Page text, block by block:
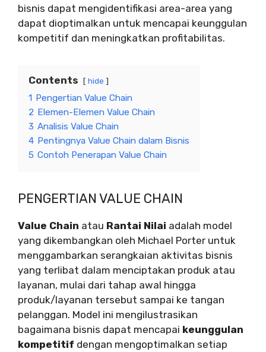
bisnis dapat mengidentifikasi area-area yang
dapat dioptimalkan untuk mencapai keunggulan
kompetitif dan meningkatkan profitabilitas.
Contents hide
1 Pengertian Value Chain
2 Elemen-Elemen Value Chain
3 Analisis Value Chain
4 Pentingnya Value Chain dalam Bisnis
5 Contoh Penerapan Value Chain
PENGERTIAN VALUE CHAIN
Value Chain atau Rantai Nilai adalah model
yang dikembangkan oleh Michael Porter untuk
menggambarkan serangkaian aktivitas bisnis
yang terlibat dalam menciptakan produk atau
layanan, mulai dari tahap awal hingga
produk/layanan tersebut sampai ke tangan
pelanggan. Model ini mengilustrasikan
bagaimana bisnis dapat mencapai keunggulan
kompetitif dengan mengoptimalkan setiap